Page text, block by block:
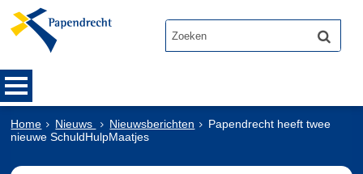
Home Nieuws Nieuwsberichten
Papendrecht heeft twee
nieuwe SchuldHulpMaatjes